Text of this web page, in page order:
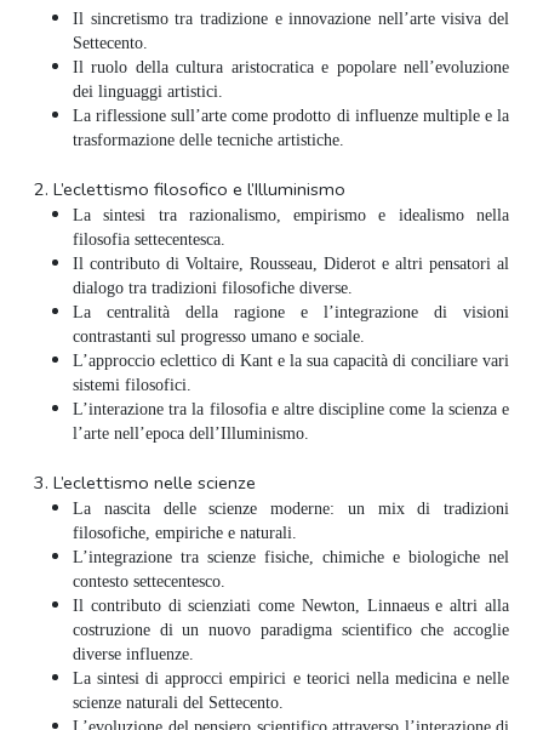
Il sincretismo tra tradizione e innovazione nell’arte visiva del
Settecento.
Il ruolo della cultura aristocratica e popolare nell’evoluzione
dei linguaggi artistici.
La riflessione sull’arte come prodotto di influenze multiple e la
trasformazione delle tecniche artistiche.
2. L’eclettismo filosofico e l’Illuminismo
La sintesi tra razionalismo, empirismo e idealismo nella
filosofia settecentesca.
Il contributo di Voltaire, Rousseau, Diderot e altri pensatori al
dialogo tra tradizioni filosofiche diverse.
La centralità della ragione e l’integrazione di visioni
contrastanti sul progresso umano e sociale.
L’approccio eclettico di Kant e la sua capacità di conciliare vari
sistemi filosofici.
L’interazione tra la filosofia e altre discipline come la scienza e
l’arte nell’epoca dell’Illuminismo.
3. L’eclettismo nelle scienze
La nascita delle scienze moderne: un mix di tradizioni
filosofiche, empiriche e naturali.
L’integrazione tra scienze fisiche, chimiche e biologiche nel
contesto settecentesco.
Il contributo di scienziati come Newton, Linnaeus e altri alla
costruzione di un nuovo paradigma scientifico che accoglie
diverse influenze.
La sintesi di approcci empirici e teorici nella medicina e nelle
scienze naturali del Settecento.